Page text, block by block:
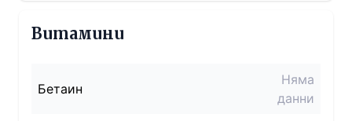
Витамини
Бетаин
Няма
данни